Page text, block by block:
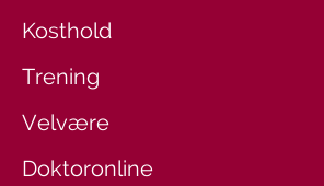
Kosthold
Trening
Velvære
Doktoronline